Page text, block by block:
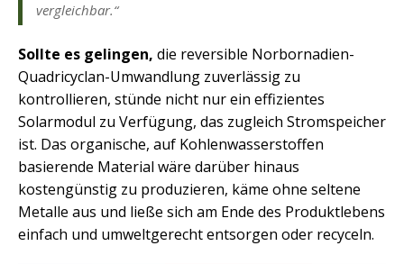
vergleichbar.“
Sollte es gelingen, die reversible Norbornadien-
Quadricyclan-Umwandlung zuverlässig zu
kontrollieren, stünde nicht nur ein effizientes
Solarmodul zu Verfügung, das zugleich Stromspeicher
ist. Das organische, auf Kohlenwasserstoffen
basierende Material wäre darüber hinaus
kostengünstig zu produzieren, käme ohne seltene
Metalle aus und ließe sich am Ende des Produktlebens
einfach und umweltgerecht entsorgen oder recyceln.